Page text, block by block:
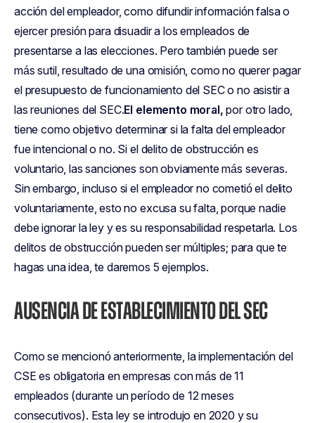
acción del empleador, como difundir información falsa o
ejercer presión para disuadir a los empleados de
presentarse a las elecciones. Pero también puede ser
más sutil, resultado de una omisión, como no querer pagar
el presupuesto de funcionamiento del SEC o no asistir a
las reuniones del SEC.El elemento moral, por otro lado,
tiene como objetivo determinar si la falta del empleador
fue intencional o no. Si el delito de obstrucción es
voluntario, las sanciones son obviamente más severas.
Sin embargo, incluso si el empleador no cometió el delito
voluntariamente, esto no excusa su falta, porque nadie
debe ignorar la ley y es su responsabilidad respetarla. Los
delitos de obstrucción pueden ser múltiples; para que te
hagas una idea, te daremos 5 ejemplos.
AUSENCIA DE ESTABLECIMIENTO DEL SEC
Como se mencionó anteriormente, la implementación del
CSE es obligatoria en empresas con más de 11
empleados (durante un período de 12 meses
consecutivos). Esta ley se introdujo en 2020 y su